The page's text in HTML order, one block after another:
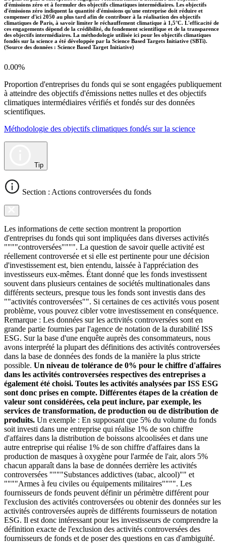
d'émissions zéro et à formuler des objectifs climatiques intermédiaires. Les objectifs
d'émissions zéro indiquent la quantité d'émissions qu'une entreprise doit réduire et
compenser d'ici 2050 au plus tard afin de contribuer à la réalisation des objectifs
climatiques de Paris, à savoir limiter le réchauffement climatique à 1,5°C. L'efficacité de
ces engagements dépend de la crédibilité, du fondement scientifique et de la transparence
des objectifs intermédiaires. La méthodologie utilisée ici pour les objectifs climatiques
fondés sur la science a été développée par la Science Based Targets Initiative (SBTi).
(Source des données : Science Based Target Initiative)
0.00%
Proportion d'entreprises du fonds qui se sont engagées publiquement
à atteindre des objectifs d'émissions nettes nulles et des objectifs
climatiques intermédiaires vérifiés et fondés sur des données
scientifiques.
Méthodologie des objectifs climatiques fondés sur la science
Tip
Section : Actions controversées du fonds
Les informations de cette section montrent la proportion
d'entreprises du fonds qui sont impliquées dans diverses activités
""""controversées"""". La question de savoir quelle activité est
réellement controversée et si elle est pertinente pour une décision
d'investissement est, bien entendu, laissée à l'appréciation des
investisseurs eux-mêmes. Étant donné que les fonds investissent
souvent dans plusieurs centaines de sociétés multinationales dans
différents secteurs, presque tous les fonds sont investis dans des
""activités controversées"". Si certaines de ces activités vous posent
problème, vous pouvez cibler votre investissement en conséquence.
Remarque : Les données sur les activités controversées sont en
grande partie fournies par l'agence de notation de la durabilité ISS
ESG. Sur la base d'une enquête auprès des consommateurs, nous
avons interprété la plupart des définitions des activités controversées
dans la base de données des fonds de la manière la plus stricte
possible. Un niveau de tolérance de 0% pour le chiffre d'affaires
dans les activités controversées respectives des entreprises a
également été choisi. Toutes les activités analysées par ISS ESG
sont donc prises en compte. Différentes étapes de la création de
valeur sont considérées, cela peut inclure, par exemple, les
services de transformation, de production ou de distribution de
produits. Un exemple : En supposant que 5% du volume du fonds
soit investi dans une entreprise qui réalise 1% de son chiffre
d'affaires dans la distribution de boissons alcoolisées et dans une
autre entreprise qui réalise 1% de son chiffre d'affaires dans la
production de masques à oxygène pour l'armée de l'air, alors 5%
chacun apparaît dans la base de données derrière les activités
controversées """"Substances addictives (tabac, alcool)"" et
""""Armes à feu civiles ou équipements militaires"""". Les
fournisseurs de fonds peuvent définir un périmètre différent pour
l'exclusion des activités controversées ou obtenir des données sur les
activités controversées auprès de différents fournisseurs de notation
ESG. Il est donc intéressant pour les investisseurs de comprendre la
définition exacte de l'exclusion des activités controversées des
fournisseurs de fonds et de poser des questions en cas d'ambiguïté.